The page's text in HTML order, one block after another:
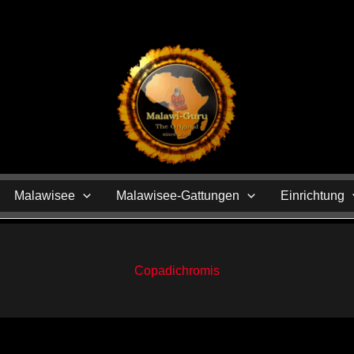
Malawisee Malawisee-Gattungen Einrichtung
Copadichromis